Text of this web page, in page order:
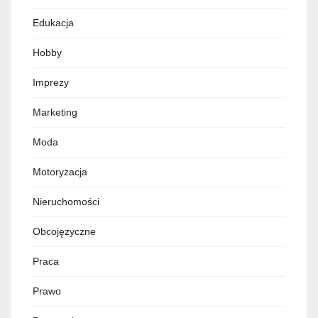
Edukacja
Hobby
Imprezy
Marketing
Moda
Motoryzacja
Nieruchomości
Obcojęzyczne
Praca
Prawo